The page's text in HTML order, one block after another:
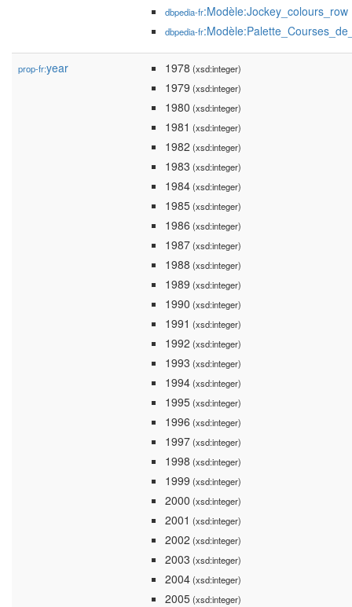
dbpedia-fr:Modèle:Jockey_colours_row
dbpedia-fr
prop-fr:year 1978 (xsd:integer)
1979 (xsd:integer)
1980 (xsd:integer)
1981 (xsd:integer)
1982 (xsd:integer)
1983 (xsd:integer)
1984(xsd:integer)
1985(xsd:integer)
1986 (xsd:integer)
1987(xsd:integer)
1988 (xsd:integer)
1989 (xsd:integer)
1990 (xsd:integer)
1991 (xsd:integer)
1992 (xsd:integer)
1993 (xsd:integer)
1994(xsd:integer)
1995(xsd:integer)
1996 (xsd:integer)
1997(xsd:integer)
1998 (xsd:integer)
1999 (xsd:integer)
2000 (xsd:integer)
2001 (xsd:integer)
2002 (xsd:integer)
2003 (xsd:integer)
2004(xsd:integer)
2005(xsd:integer)